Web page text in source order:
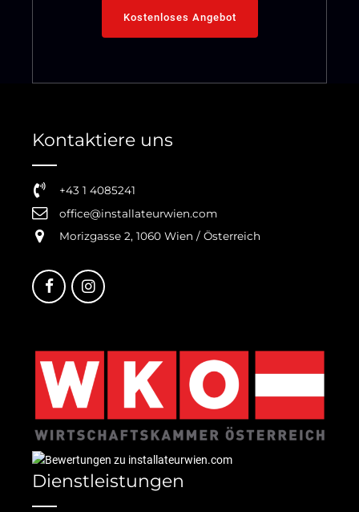
Kostenloses Angebot
Kontaktiere uns
+43 1 4085241
office@installateurwien.com
Morizgasse 2, 1060 Wien / Österreich
Dienstleistungen